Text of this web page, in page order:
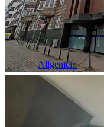
Industrie & Logistik
Allgemein